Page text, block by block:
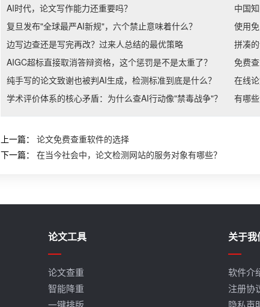
AI时代，论文写作能力还重要吗？
复旦发布"全球最严AI新规"，六个禁止意味着什么？
边写边查还是写完再改？过来人总结的最优策略
AIGC超标直接取消答辩资格，这个惩罚是不是太重了？
纯手写的论文致谢也被判AI生成，检测标准到底是什么？
学术评价体系的核心矛盾：为什么查AI行动像"禁毒战争"？
中国
使用
拼凑
免费
在线
有哪
上一篇： 论文免费查重软件的选择
下一篇： 在当今社会中，论文检测网站的服务对象有哪些？
论文工具
论文查重
智能降重
一键排版
关于我
软件介
注册协
隐私声